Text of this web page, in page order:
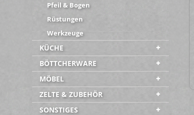
Pfeil & Bogen
Rüstungen
Werkzeuge
KÜCHE
BÖTTCHERWARE
MÖBEL
ZELTE & ZUBEHÖR
SONSTIGES